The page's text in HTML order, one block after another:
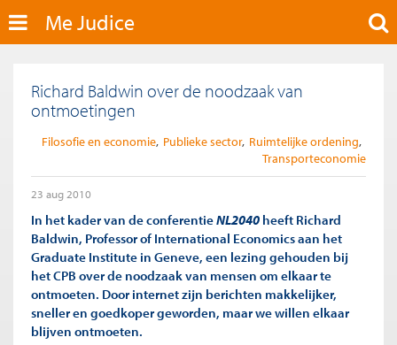
Me Judice
Richard Baldwin over de noodzaak van
ontmoetingen
Filosofie en economie Publieke sector Ruimtelijke ordening
Transporteconomie
23 aug 2010
In het kader van de conferentieNL2040 heeft Richard
Baldwin, Professor of International Economics aan het
Graduate Institute in Geneve, een lezing gehouden bij
het CPB over de noodzaak van mensen om elkaar te
ontmoeten. Door internet zijn berichten makkelijker,
sneller en goedkoper geworden, maar we willen elkaar
blijven ontmoeten.